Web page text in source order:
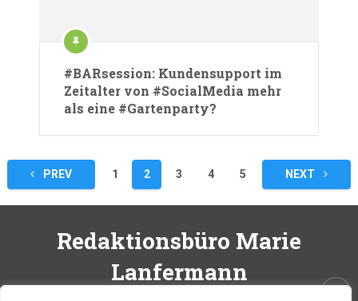
#BARsession: Kundensupport im
Zeitalter von #SocialMedia mehr
als eine #Gartenparty?
Seitennummerierung
der
PREV 1 2 3 4 5 NEXT
Redaktionsbüro Marie
Lanfermann